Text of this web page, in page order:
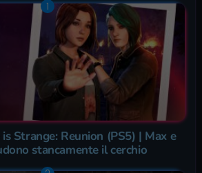
Strange: Reunion (PS5) | Max e
stancamente il cerchio